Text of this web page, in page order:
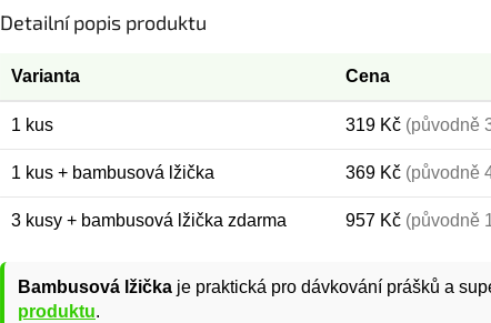
Detailní popis produktu
Varianta Cena
1 kus 319 Kč (původně
1 kus + bambusová lžička 369 Kč (původně
3 kusy + bambusová lžička zdarma 957 Kč (původně
Bambusová lžička je praktická pro dávkování prášků a
produktu.